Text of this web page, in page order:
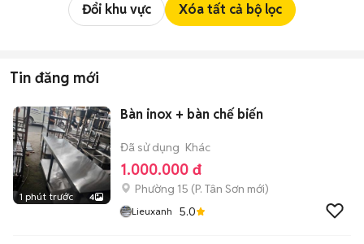
Đổi khu vực Xóa tất cả bộ lọc
Tin đăng mới
1 phút trước 4
Bàn inox + bàn chế biến
Đã sử dụng Khác
1.000.000 đ
Phường 15 (P. Tân Sơn mới)
Lieuxanh 5.0